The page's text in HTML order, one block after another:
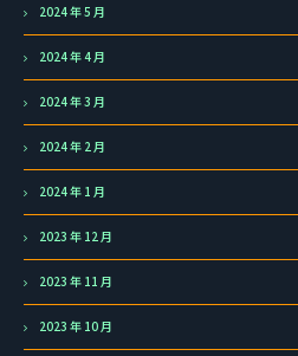
2024 年 5 月
2024 年 4 月
2024 年 3 月
2024 年 2 月
2024 年 1 月
2023 年 12 月
2023 年 11 月
2023 年 10 月